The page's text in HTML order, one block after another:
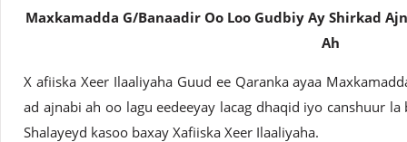
Maxkamadda G/Banaadir Oo Loo Gudbiy Ay Shirkad
Ah
X afiiska Xeer Ilaaliyaha Guud ee Qaranka ayaa
ad ajnabi ah oo lagu eedeeyay lacag dhaqid iyo canshuur
Shalayeyd kasoo baxay Xafiiska Xeer Ilaaliyaha.